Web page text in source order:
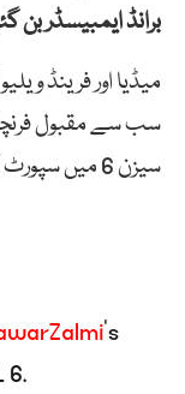
برانڈ ایمبیسڈر بن
میڈیا اور فرینڈ
سب سے مقبول
سیزن 6 میں سپورٹ کریں گی۔
’s
6.